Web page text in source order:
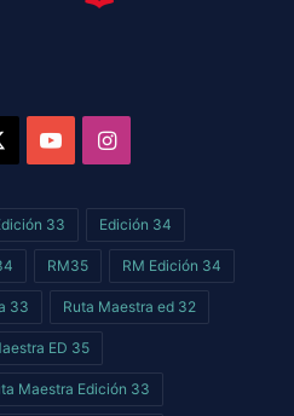
YouTubeInstagram
33 Edición 34
RM35 RM Edición 34
33 Ruta Maestra ed 32
ED 35
Maestra Edición 33